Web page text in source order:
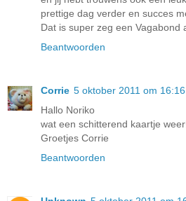
prettige dag verder en succes
Dat is super zeg een Vagabond
Beantwoorden
Corrie 5 oktober 2011 om 16:16
Hallo Noriko
wat een schitterend kaartje
Groetjes Corrie
Beantwoorden